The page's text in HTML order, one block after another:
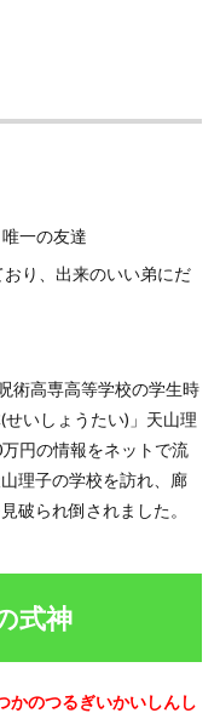
一の友達
り、出来のいい弟にだ
術高専高等学校の学生時
いしょうたい)」天山理
円の情報をネットで流
理子の学校を訪れ、廊
破られ倒されました。
式神
かのつるぎいかいしんし